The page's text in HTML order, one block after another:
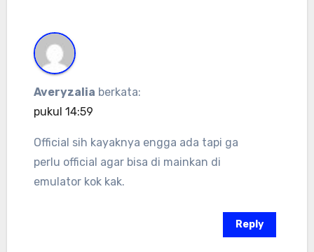
Averyzalia berkata:
pukul 14:59
Official sih kayaknya engga ada tapi ga
perlu official agar bisa di mainkan di
emulator kok kak.
Reply